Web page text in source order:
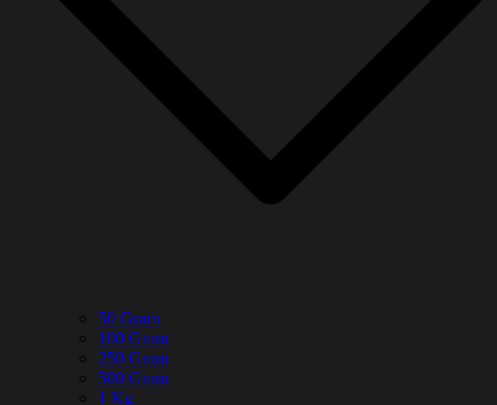
50 Gram
100 Gram
250 Gram
500 Gram
1 Kg